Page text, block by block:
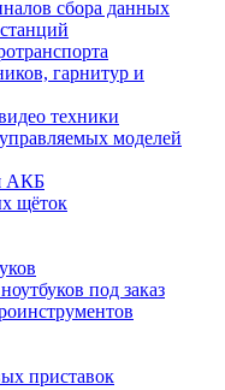
сбора данных
гарнитур и
техники
моделей
АКБ
щёток
под заказ
приставок